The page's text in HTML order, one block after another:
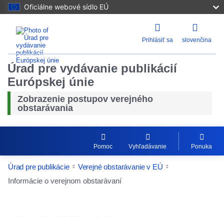
Oficiálne webové sídlo EÚ
Prihlásiť sa slovenčina
Úrad pre vydávanie publikácií
Európskej únie
Zobrazenie postupov verejného
obstarávania
Pomoc Vyhľadávanie Ponuka
Úrad pre publikácie
Verejné obstarávanie v EÚ
Informácie o verejnom obstarávaní